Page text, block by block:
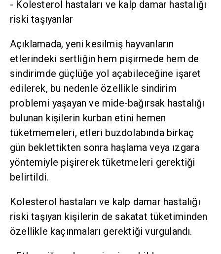
- Kolesterol hastaları ve kalp damar hastalığı
riski taşıyanlar
Açıklamada, yeni kesilmiş hayvanların
etlerindeki sertliğin hem pişirmede hem de
sindirimde güçlüğe yol açabileceğine işaret
edilerek, bu nedenle özellikle sindirim
problemi yaşayan ve mide-bağırsak hastalığı
bulunan kişilerin kurban etini hemen
tüketmemeleri, etleri buzdolabında birkaç
gün beklettikten sonra haşlama veya ızgara
yöntemiyle pişirerek tüketmeleri gerektiği
belirtildi.
Kolesterol hastaları ve kalp damar hastalığı
riski taşıyan kişilerin de sakatat tüketiminden
özellikle kaçınmaları gerektiği vurgulandı.